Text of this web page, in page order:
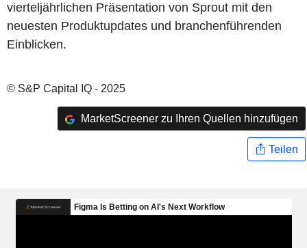
vierteljährlichen Präsentation von Sprout mit den
neuesten Produktupdates und branchenführenden
Einblicken.
© S&P Capital IQ - 2025
MarketScreener zu Ihren Quellen hinzufügen
Teilen